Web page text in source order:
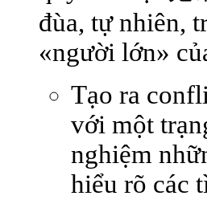
đùa, tự nhiên,
«người lớn»
Tạo ra
với một
nghiệm
hiểu rõ các